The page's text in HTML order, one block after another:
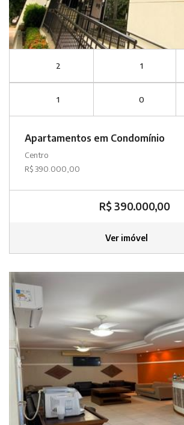
2 1
1 0
Apartamentos em Condomínio
Centro
R$ 390.000,00
R$ 390.000,00
Ver imóvel